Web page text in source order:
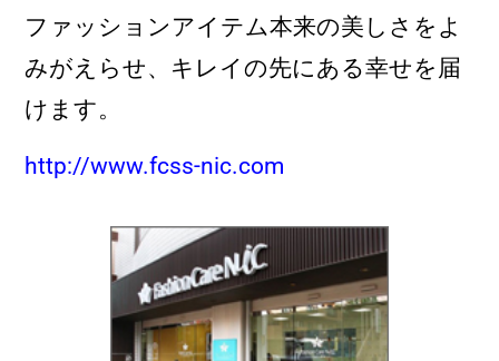
ファッションアイテム本来の美しさをよ
みがえらせ、キレイの先にある幸せを届
けます。
http://www.fcss-nic.com